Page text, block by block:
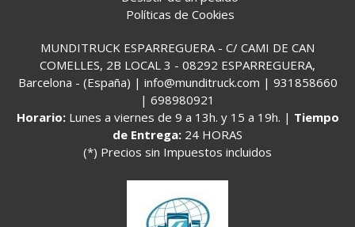
Políticas de Cookies
MUNDITRUCK ESPARREGUERA - C/ CAMI DE CAN
COMELLES, 2B LOCAL 3 - 08292 ESPARREGUERA,
Barcelona - (España) | info@munditruck.com | 931858660
| 698980921
Horario: Lunes a viernes de 9 a 13h. y 15 a 19h. | Tiempo
de Entrega: 24 HORAS
(*) Precios sin Impuestos incluidos